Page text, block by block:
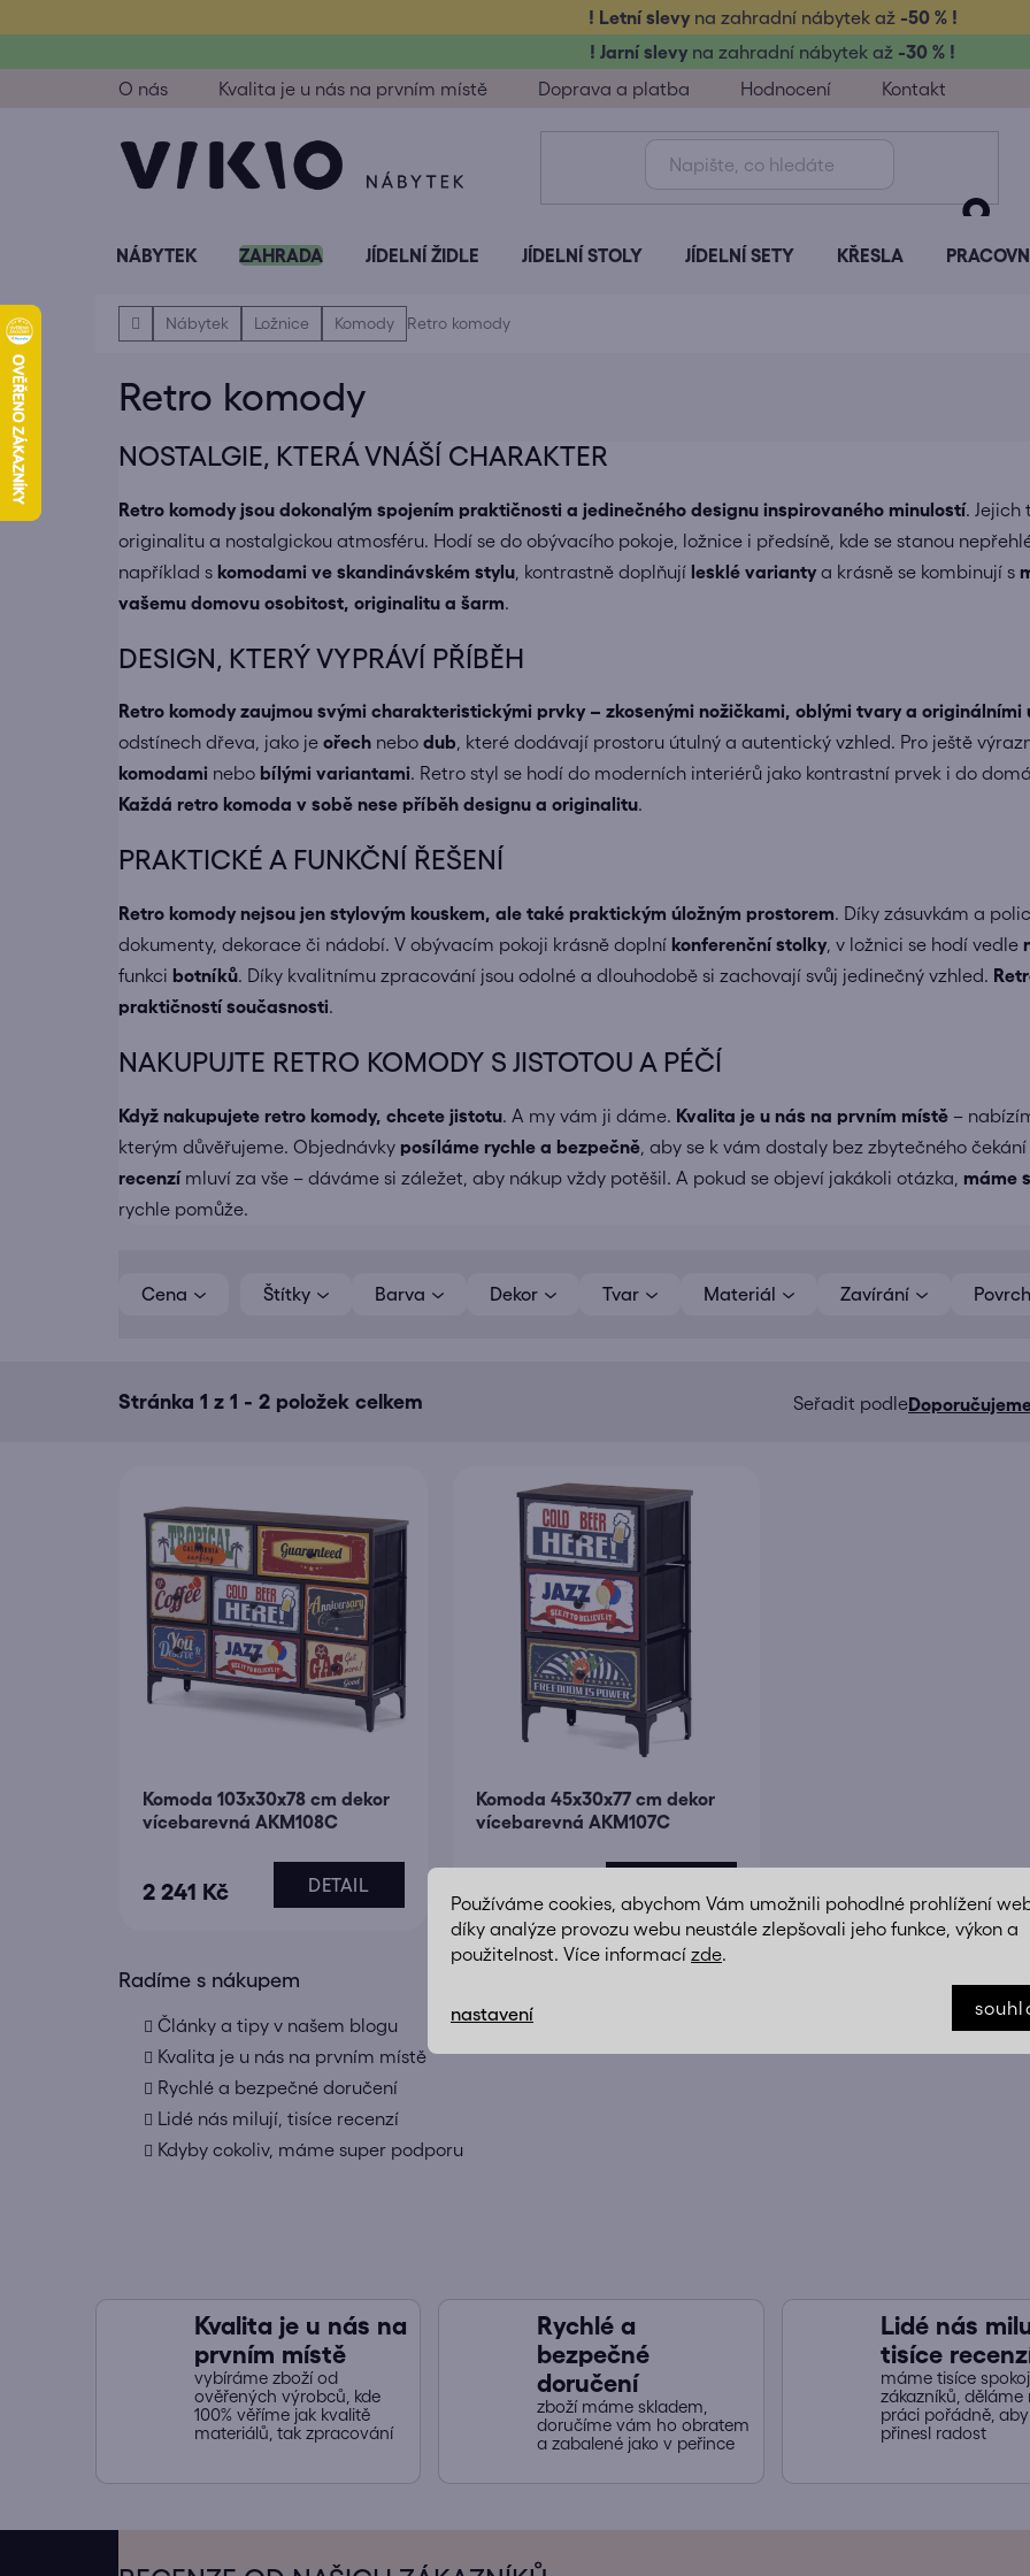
Používáme cookies, abychom Vám umožnili pohodlné prohlížení
díky analýze provozu webu neustále zlepšovali jeho funkce, výkon a
použitelnost. Více informací zde
nastavení
na
! Letní slevy na zahradní nábytek až-50 % !
! Jarní slevy na zahradní nábytek až -30 % !
O nás
Kvalita je u nás na prvním místě Doprava a platba Hodnocení Kontakt
NÁBYTEK ZAHRADA JÍDELNÍ ŽIDLE JÍDELNÍ STOLY JÍDELNÍ SETY KŘESLA
DomůNábytek Ložnice Komody Retro komody
Retro komody
NOSTALGIE, KTERÁ VNÁŠÍ CHARAKTER
Retro komody jsou dokonalým spojením praktičnosti a jedinečného designu inspirovaného minulostí. Jejich
originalitu a nostalgickou atmosféru. Hodí se do obývacího pokoje, ložnice i předsíně, kde se stanou
například s komodami ve skandinávském stylu , kontrastně doplňují lesklé variantya krásně se kombinují s
vašemu domovu osobitost, originalitu a šarm
DESIGN, KTERÝ VYPRÁVÍ PŘÍBĚH
Retro komody zaujmou svými charakteristickými prvky – zkosenými nožičkami, oblými tvary a originálními
odstínech dřeva, jako je ořech nebo dub , které dodávají prostoru útulný a autentický vzhled. Pro ještě
komodami nebo bílými variantami. Retro styl se hodí do moderních interiérů jako kontrastní prvek i do
Každá retro komoda v sobě nese příběh designu a originalitu.
PRAKTICKÉ A FUNKČNÍ ŘEŠENÍ
Retro komody nejsou jen stylovým kouskem, ale také praktickým úložným prostorem. Díky zásuvkám a
dokumenty, dekorace či nádobí. V obývacím pokoji krásně doplní konferenční stolky, v ložnici se hodí vedle
funkci botníků. Díky kvalitnímu zpracování jsou odolné a dlouhodobě si zachovají svůj jedinečný vzhled.
praktičností současnosti.
NAKUPUJTE RETRO KOMODY S JISTOTOU A PÉČÍ
Když nakupujete retro komody, chcete jistotu. A my vám ji dáme. Kvalita je u nás na prvním místě –
kterým důvěřujeme. Objednávky posíláme rychle a bezpečně , aby se k vám dostaly bez zbytečného
recenzímluví za vše – dáváme si záležet, aby nákup vždy potěšil. A pokud se objeví jakákoli otázka, máme
rychle pomůže.
Stránka 1 z 1 - 2 položek celkem
Ř
Cena Barva Dekor Materiál Povrch
Tvar Zavírání
p
Komoda 103x30x78 cm dekor
vícebarevná AKM108C
2 241 Kč DETAIL
Komoda 45x30x77 cm dekor
vícebarevná AKM107C
1 161 Kč
Radíme s nákupem
Články a tipy v našem blogu
Kvalita je u nás na prvním místě
Rychlé a bezpečné doručení
Lidé nás milují, tisíce recenzí
Kdyby cokoliv, máme super podporu
Kvalita je u nás na
prvním místě
vybíráme zboží od
ověřených výrobců, kde
100% věříme jak kvalitě
materiálů, tak zpracování
Rychlé a
bezpečné
doručení
zboží máme skladem,
doručíme vám ho obratem
a zabalené jako v peřince
Lidé nás
tisíce
máme tisíce
zákazníků, děláme
práci pořádně,
přinesl radost